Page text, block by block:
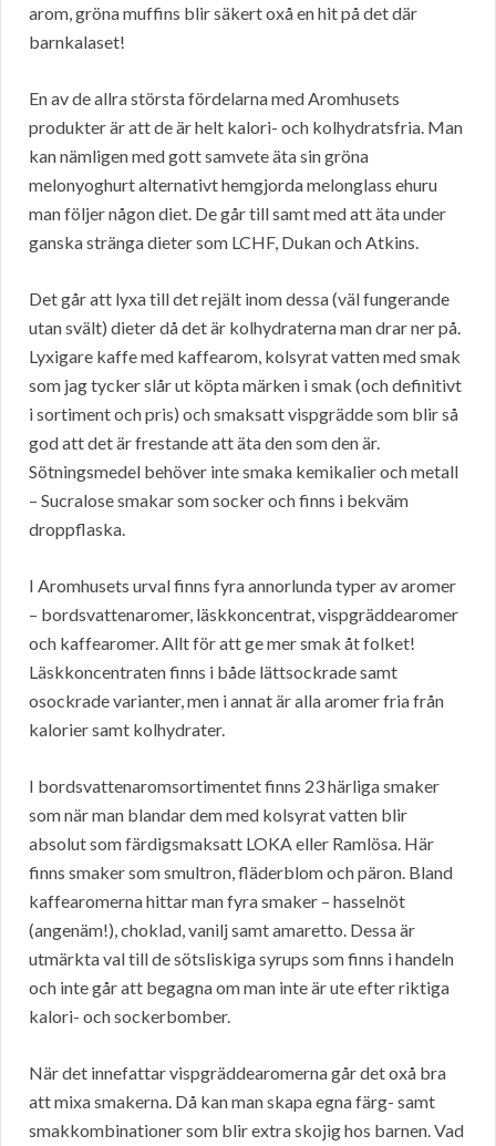
arom, gröna muffins blir säkert oxå en hit på det där
barnkalaset!
En av de allra största fördelarna med Aromhusets
produkter är att de är helt kalori- och kolhydratsfria. Man
kan nämligen med gott samvete äta sin gröna
melonyoghurt alternativt hemgjorda melonglass ehuru
man följer någon diet. De går till samt med att äta under
ganska stränga dieter som LCHF, Dukan och Atkins.
Det går att lyxa till det rejält inom dessa (väl fungerande
utan svält) dieter då det är kolhydraterna man drar ner på.
Lyxigare kaffe med kaffearom, kolsyrat vatten med smak
som jag tycker slår ut köpta märken i smak (och definitivt
i sortiment och pris) och smaksatt vispgrädde som blir så
god att det är frestande att äta den som den är.
Sötningsmedel behöver inte smaka kemikalier och metall
– Sucralose smakar som socker och finns i bekväm
droppflaska.
I Aromhusets urval finns fyra annorlunda typer av aromer
– bordsvattenaromer, läskkoncentrat, vispgräddearomer
och kaffearomer. Allt för att ge mer smak åt folket!
Läskkoncentraten finns i både lättsockrade samt
osockrade varianter, men i annat är alla aromer fria från
kalorier samt kolhydrater.
I bordsvattenaromsortimentet finns 23 härliga smaker
som när man blandar dem med kolsyrat vatten blir
absolut som färdigsmaksatt LOKA eller Ramlösa. Här
finns smaker som smultron, fläderblom och päron. Bland
kaffearomerna hittar man fyra smaker – hasselnöt
(angenäm!), choklad, vanilj samt amaretto. Dessa är
utmärkta val till de sötsliskiga syrups som finns i handeln
och inte går att begagna om man inte är ute efter riktiga
kalori- och sockerbomber.
När det innefattar vispgräddearomerna går det oxå bra
att mixa smakerna. Då kan man skapa egna färg- samt
smakkombinationer som blir extra skojig hos barnen. Vad